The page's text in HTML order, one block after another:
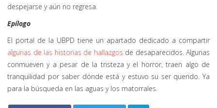
despejarse y aún no regresa.
Epílogo
El portal de la UBPD tiene un apartado dedicado a compartir
algunas de las historias de hallazgos de desaparecidos. Algunas
conmueven y a pesar de la tristeza y el horror, traen algo de
tranquilidad por saber dónde está y estuvo su ser querido. Ya
para la búsqueda en las aguas y los matorrales.